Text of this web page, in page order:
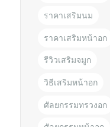
ราคาเสริมนม
ราคาเสริมหน้าอก
รีวิวเสริมจมูก
วิธีเสริมหน้าอก
ศัลยกรรมทรวงอก